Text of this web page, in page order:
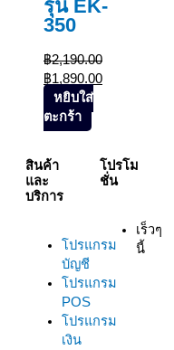
รุ่น EK-
350
฿2,190.00
฿1,890.00
หยิบใส่
ตะกร้า
สินค้า
และ
บริการ
โปรแกรม
บัญชี
โปรแกรม
POS
โปรแกรม
เงิน
โปรโม
ชั่น
เร็วๆ
นี้